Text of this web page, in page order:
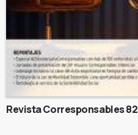
Revista Corresponsables 82